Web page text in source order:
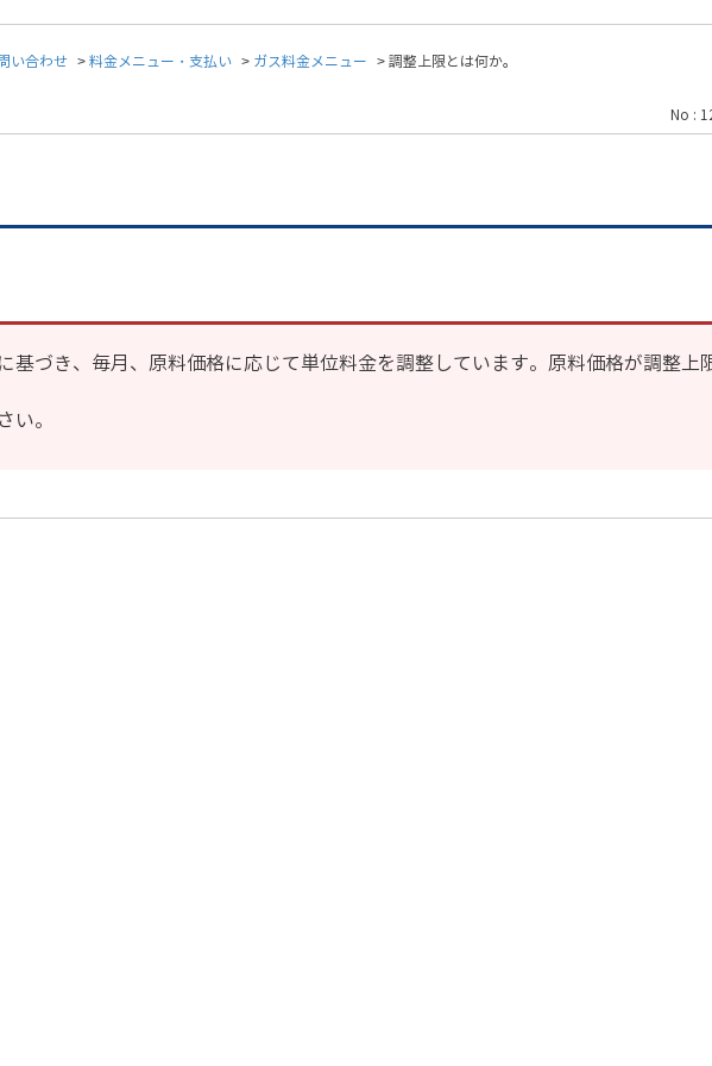
い合わせ >料金メニュー・支払い > ガス料金メニュー >調整上限とは何か。
No :
基づき、毎月、原料価格に応じて単位料金を調整しています。原料価格が調整
い。